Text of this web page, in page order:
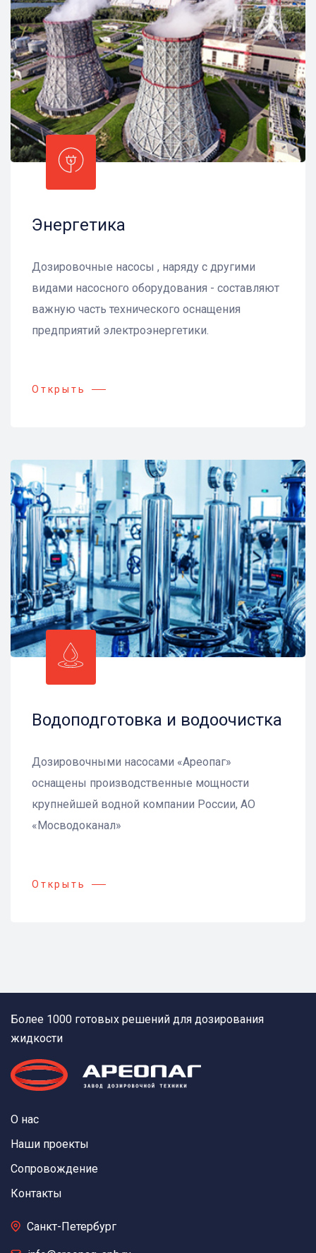
Энергетика
Дозировочные насосы , наряду с другими
видами насосного оборудования - составляют
важную часть технического оснащения
предприятий электроэнергетики.
Открыть
Водоподготовка и водоочистка
Дозировочными насосами «Ареопаг»
оснащены производственные мощности
крупнейшей водной компании России, АО
«Мосводоканал»
Открыть
Более 1000 готовых решений для дозирования
жидкости
О нас
Наши проекты
Сопровождение
Контакты
Санкт-Петербург